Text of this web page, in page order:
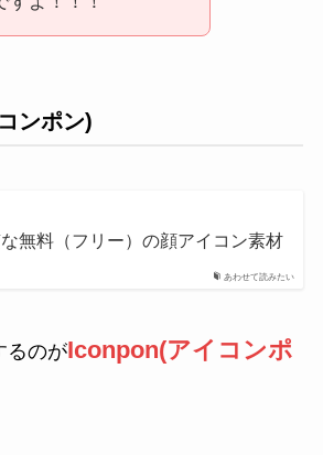
ンポン)
あわせて読みたい
無料（フリー）の顔アイコン素材
るのがIconpon(アイコンポ